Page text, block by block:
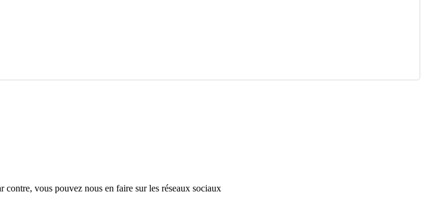
contre, vous pouvez nous en faire sur les réseaux sociaux